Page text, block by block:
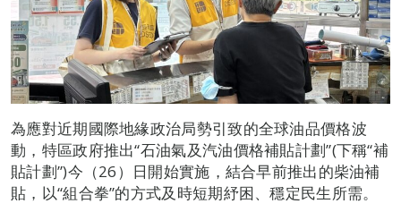
為應對近期國際地緣政治局勢引致的全球油品價格波
動，特區政府推出“石油氣及汽油價格補貼計劃”(下稱“補
貼計劃”)今（26）日開始實施，結合早前推出的柴油補
貼，以“組合拳”的方式及時短期紓困、穩定民生所需。